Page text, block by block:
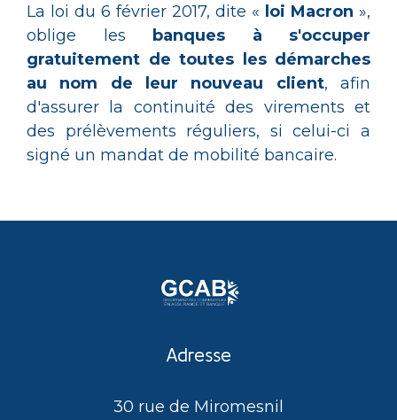
La loi du 6 février 2017, dite « loi Macron »,
oblige les
banques à s'occuper
gratuitement de toutes les démarches
au nom de leur nouveau client, afin
d'assurer la continuité des virements et
des prélèvements réguliers, si celui-ci a
signé un mandat de mobilité bancaire.
Adresse
30 rue de Miromesnil